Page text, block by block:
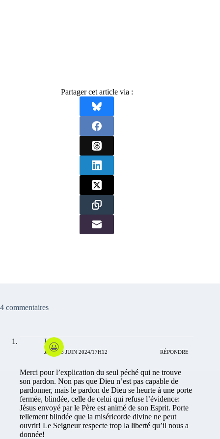
Partager cet article via :
4 commentaires
L-M
JEUDI 6 JUIN 2024/17H12 RÉPONDRE
Merci pour l’explication du seul péché qui ne trouve
son pardon. Non pas que Dieu n’est pas capable de
pardonner, mais le pardon de Dieu se heurte à une porte
fermée, blindée, celle de celui qui refuse l’évidence:
Jésus envoyé par le Père est animé de son Esprit. Porte
tellement blindée que la miséricorde divine ne peut
ouvrir! Le Seigneur respecte trop la liberté qu’il nous a
donnée!